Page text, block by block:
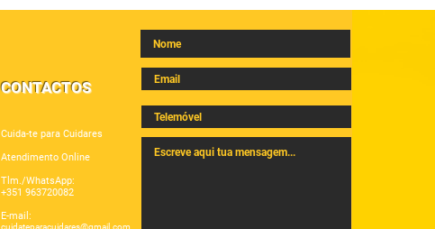
CONTACTOS
Cuida-te para Cuidares
Atendimento Online
Tlm./WhatsApp:
+351 963720082
E-mail:
cuidateparacuidares@gmail.com